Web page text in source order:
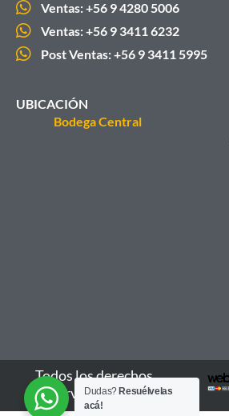
Ventas: +56 9 4280 5006
Ventas: +56 9 3411 6232
Post Ventas: +56 9 3411 5995
UBICACIÓN
Bodega Central
Todos los derechos
reservados - 2026
Dudas? Resuélvelas
acá!